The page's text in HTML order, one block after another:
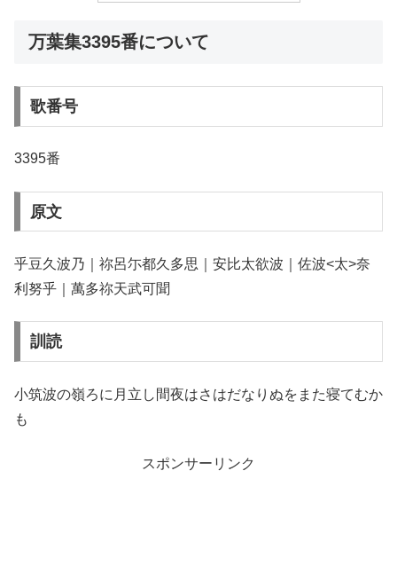
万葉集3395番について
歌番号
3395番
原文
乎豆久波乃｜祢呂尓都久多思｜安比太欲波｜佐波<太>奈
利努乎｜萬多祢天武可聞
訓読
小筑波の嶺ろに月立し間夜はさはだなりぬをまた寝てむか
も
スポンサーリンク